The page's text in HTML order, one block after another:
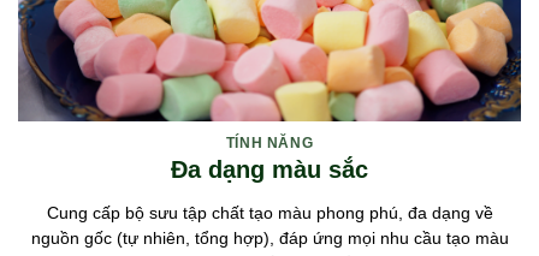
TÍNH NĂNG
Đa dạng màu sắc
Cung cấp bộ sưu tập chất tạo màu phong phú, đa dạng về
nguồn gốc (tự nhiên, tổng hợp), đáp ứng mọi nhu cầu tạo màu